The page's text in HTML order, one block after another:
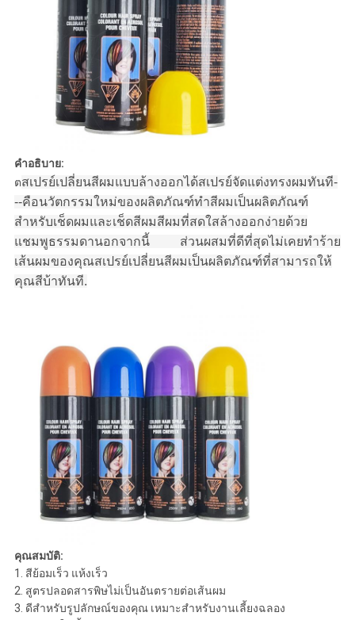
คำอธิบาย:
ตสเปรย์เปลี่ยนสีผมแบบล้างออกได้สเปรย์จัดแต่งทรงผมทันที-
--คือนวัตกรรมใหม่ของผลิตภัณฑ์ทำสีผมเป็นผลิตภัณฑ์
สำหรับเช็ดผมและเช็ดสีผมสีผมที่สดใสล้างออกง่ายด้วย
แชมพูธรรมดานอกจากนี้ ส่วนผสมที่ดีที่สุดไม่เคยทำร้าย
เส้นผมของคุณสเปรย์เปลี่ยนสีผมเป็นผลิตภัณฑ์ที่สามารถให้
คุณสีบ้าทันที.
คุณสมบัติ:
1. สีย้อมเร็ว แห้งเร็ว
2. สูตรปลอดสารพิษไม่เป็นอันตรายต่อเส้นผม
3. ดีสำหรับรูปลักษณ์ของคุณ เหมาะสำหรับงานเลี้ยงฉลอง